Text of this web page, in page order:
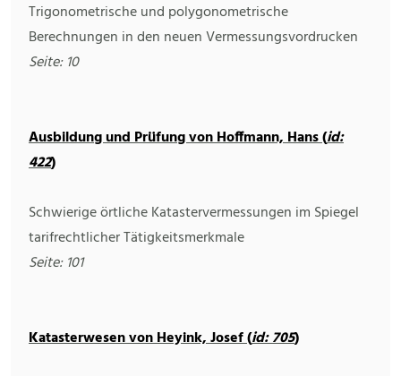
Trigonometrische und polygonometrische
Berechnungen in den neuen Vermessungsvordrucken
Seite: 10
Ausbildung und Prüfung von Hoffmann, Hans (id:
422)
Schwierige örtliche Katastervermessungen im Spiegel
tarifrechtlicher Tätigkeitsmerkmale
Seite: 101
Katasterwesen von Heyink, Josef (id: 705)